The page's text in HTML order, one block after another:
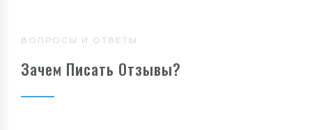
ВОПРОСЫ И ОТВЕТЫ
Зачем Писать Отзывы?